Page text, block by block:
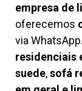
empresa de
oferecemos
via
residenciais
suede,sofá